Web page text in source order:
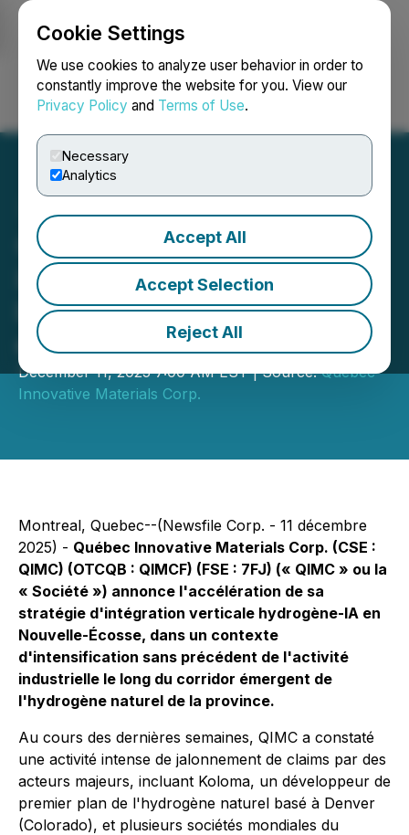
Cookie Settings
We use cookies to analyze user behavior in order to
constantly improve the website for you. View our
Privacy Policy and Terms of Use.
Necessary
Analytics
Accept All
Accept Selection
Reject All
Login Search Français
QIMC capitalise sur l'essor
industriel : accélération de
la stratégie hydrogène-IA
en Nouvelle-Écosse
December 11, 2025 7:00 AM EST | Source:Quebec
Innovative Materials Corp.
Montreal, Quebec--(Newsfile Corp. - 11 décembre
2025) - Québec Innovative Materials Corp. (CSE :
QIMC) (OTCQB : QIMCF) (FSE : 7FJ) (« QIMC » ou la
« Société ») annonce l'accélération de sa
stratégie d'intégration verticale hydrogène-IA en
Nouvelle-Écosse, dans un contexte
d'intensification sans précédent de l'activité
industrielle le long du corridor émergent de
l'hydrogène naturel de la province.
Au cours des dernières semaines, QIMC a constaté
une activité intense de jalonnement de claims par des
acteurs majeurs, incluant Koloma, un développeur de
premier plan de l'hydrogène naturel basé à Denver
(Colorado), et plusieurs sociétés mondiales du